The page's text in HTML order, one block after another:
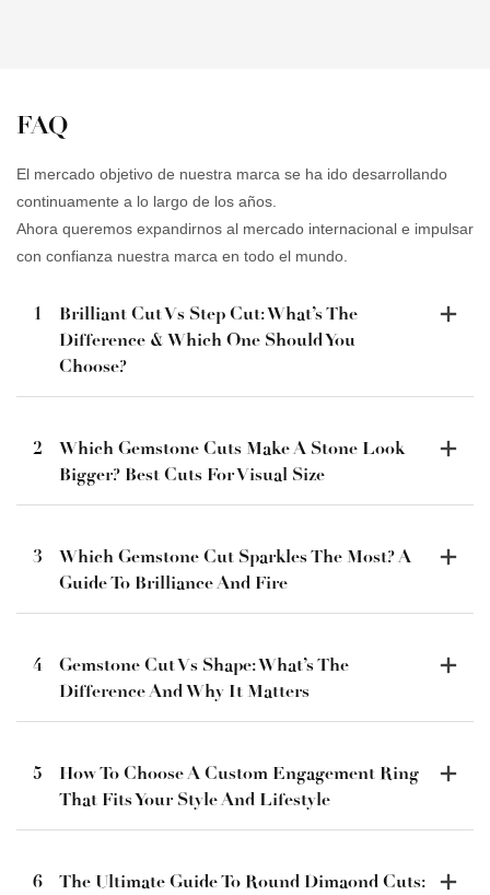
FAQ
El mercado objetivo de nuestra marca se ha ido desarrollando
continuamente a lo largo de los años.
Ahora queremos expandirnos al mercado internacional e impulsar
con confianza nuestra marca en todo el mundo.
1
Brilliant Cut Vs Step Cut: What’s The
Difference & Which One Should You
Choose?
2
Which Gemstone Cuts Make A Stone Look
Bigger? Best Cuts For Visual Size
3
Which Gemstone Cut Sparkles The Most? A
Guide To Brilliance And Fire
4
Gemstone Cut Vs Shape: What’s The
Difference And Why It Matters
5
How To Choose A Custom Engagement Ring
That Fits Your Style And Lifestyle
6
The Ultimate Guide To Round Dimaond Cuts: